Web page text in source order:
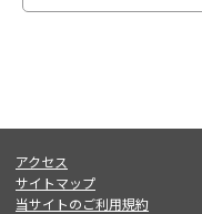
アクセス
サイトマップ
当サイトのご利用規約